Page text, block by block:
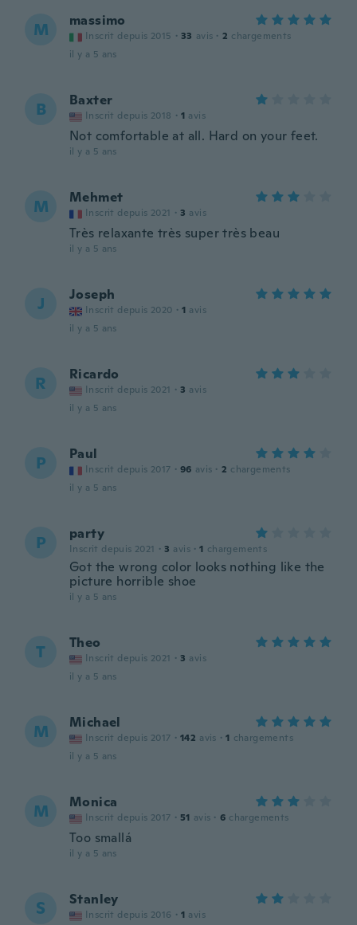
M massimo
Inscrit depuis 2015 · 33 avis · 2 chargements
il y a 5 ans
B Baxter
Inscrit depuis 2018 · 1 avis
Not comfortable at all. Hard on your feet.
il y a 5 ans
M Mehmet
Inscrit depuis 2021 · 3 avis
Très relaxante très super très beau
il y a 5 ans
J Joseph
Inscrit depuis 2020 · 1 avis
il y a 5 ans
R Ricardo
Inscrit depuis 2021 · 3 avis
il y a 5 ans
P Paul
Inscrit depuis 2017 · 96 avis · 2 chargements
il y a 5 ans
P party
Inscrit depuis 2021 · 3 avis · 1 chargements
Got the wrong color looks nothing like the
picture horrible shoe
il y a 5 ans
T Theo
Inscrit depuis 2021 · 3 avis
il y a 5 ans
M Michael
Inscrit depuis 2017 · 142 avis · 1 chargements
il y a 5 ans
M Monica
Inscrit depuis 2017 · 51 avis · 6 chargements
Too smallá
il y a 5 ans
S Stanley
Inscrit depuis 2016 · 1 avis